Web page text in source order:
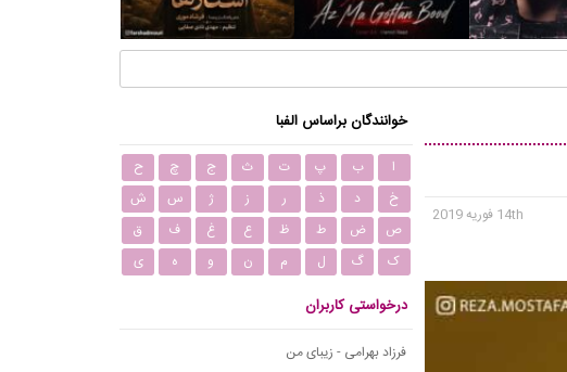
14th فوریه 2019
خوانندگان براساس الفبا
ا ب پ ت ث ج چ
ح
خ
د ذ ر ز ژ س
ش
ص
ض ط ظ ع غ ف
ق
ک
گ ل م ن و ه ی
درخواستی کاربران
فرزاد بهرامی - زیبای من